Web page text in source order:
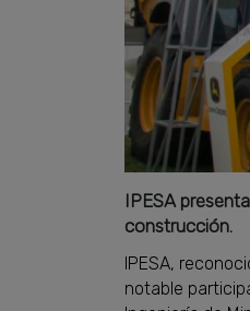
IPESA
construcción.
IPESA,
notable